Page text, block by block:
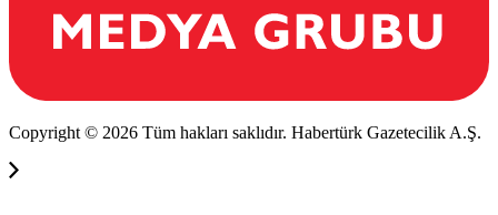
Copyright © 2026 Tüm hakları saklıdır. Habertürk Gazetecilik A.Ş.